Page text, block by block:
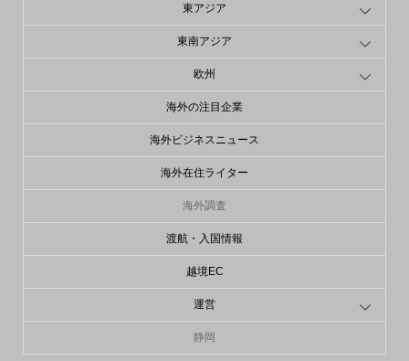
東アジア
東南アジア
欧州
海外の注目企業
海外ビジネスニュース
海外在住ライター
海外調査
渡航・入国情報
越境EC
運営
静岡